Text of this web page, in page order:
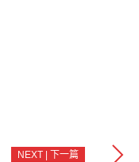
NEXT | 下一篇